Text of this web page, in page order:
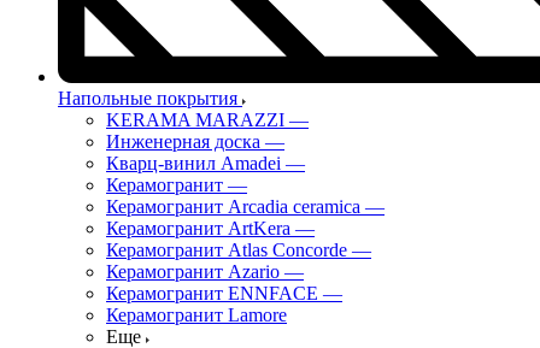
Напольные покрытия
KERAMA MARAZZI —
Инженерная доска —
Кварц-винил Amadei —
Керамогранит —
Керамогранит Arcadia ceramica —
Керамогранит ArtKera —
Керамогранит Atlas Concorde —
Керамогранит Azario —
Керамогранит ENNFACE —
Керамогранит Lamore
Еще